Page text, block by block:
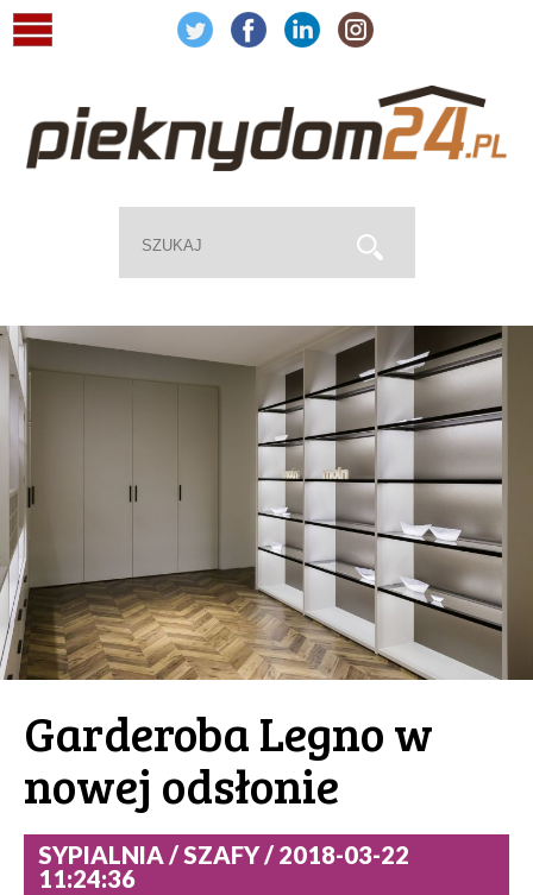
Garderoba Legno w
nowej odsłonie
SYPIALNIA / SZAFY / 2018-03-22
11:24:36